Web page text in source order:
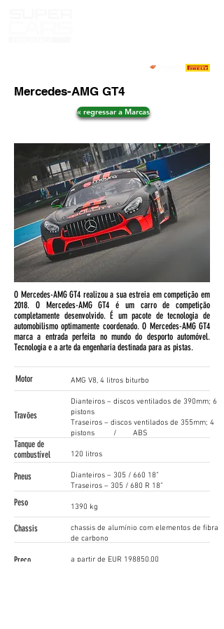
Mercedes-AMG GT4
« regressar a Marcas
O Mercedes-AMG GT4 realizou a sua estreia em competição em
2018. O Mercedes-AMG GT4 é um carro de competição
completamente desenvolvido. É um pacote de tecnologia de
automobilismo optimamente coordenado. O Mercedes-AMG GT4
marca a entrada perfeita no mundo do desporto automóvel.
Tecnologia e a arte da engenharia destinada para as pistas.
AMG V8, 4 litros biturbo
Dianteiros – discos ventilados de 390mm; 6
pistons
Traseiros – discos ventilados de 355mm; 4
pistons / ABS
120 litros
Dianteiros – 305 / 660 18”
Traseiros – 305 / 680 R 18”
1390 kg
chassis de alumínio com elementos de fibra
de carbono
a partir de EUR 198850,00
Motor
Travões
Tanque de
combustível
Pneus
Peso
Chassis
Preço